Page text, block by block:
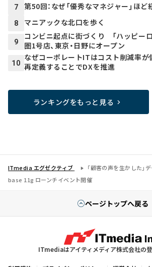
7 第50回：なぜ「優秀なマネジャー」ほ
8 マニアックな北口を歩く
9
コンビニ起点に街づくり 「ハッピー
圏1号店、東京・日野にオープン
10
なぜコーポレートITはコスト削減率が
再定義することでDXを推進
ランキングをもっと見る
ITmedia エグゼクティブ
「顧客の声を生かした」
base 11g ローンチイベント開催
ページトップへ戻る
ITmediaはアイティメディア株式会社の登